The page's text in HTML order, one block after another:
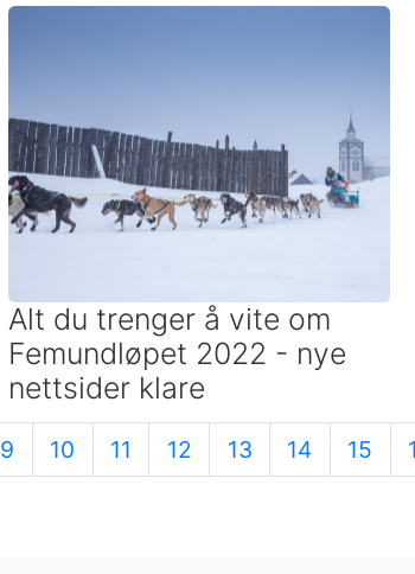
Alt du trenger å vite om
Femundløpet 2022 - nye
nettsider klare
9 10 11 12 13 14 15